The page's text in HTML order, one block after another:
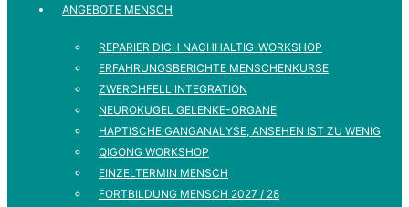
ANGEBOTE MENSCH
REPARIER DICH NACHHALTIG-WORKSHOP
ERFAHRUNGSBERICHTE MENSCHENKURSE
ZWERCHFELL INTEGRATION
NEUROKUGEL GELENKE-ORGANE
HAPTISCHE GANGANALYSE, ANSEHEN IST ZU WENIG
QIGONG WORKSHOP
EINZELTERMIN MENSCH
FORTBILDUNG MENSCH 2027 / 28